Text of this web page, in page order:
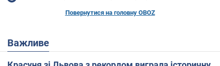
Повернутися на головну OBOZ
Важливе